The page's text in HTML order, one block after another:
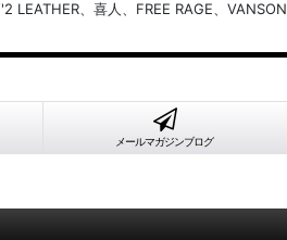
、喜人、FREE RAGE、VANSON
メールマガジンブログ